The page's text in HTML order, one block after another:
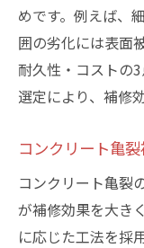
めです。例えば、
囲の劣化には表面
耐久性・コストの
選定により、補修
コンクリート亀
コンクリート亀裂
が補修効果を大き
に応じた工法を採